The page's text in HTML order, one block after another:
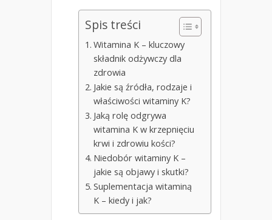
Spis treści
Witamina K – kluczowy
składnik odżywczy dla
zdrowia
Jakie są źródła, rodzaje i
właściwości witaminy K?
Jaką rolę odgrywa
witamina K w krzepnięciu
krwi i zdrowiu kości?
Niedobór witaminy K –
jakie są objawy i skutki?
Suplementacja witaminą
K – kiedy i jak?